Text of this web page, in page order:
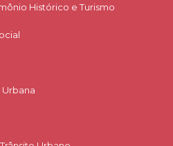
Histórico e Turismo